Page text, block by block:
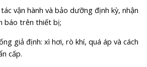
vận hành và bảo dưỡng định kỳ, nhận
báo trên thiết bị;
giả định: xì hơi, rò khí, quá áp và cách
cấp.